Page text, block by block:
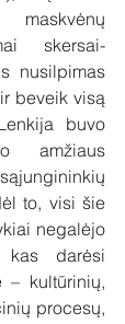
skersai-
nusilpimas
beveik visą
buvo
amžiaus
to, visi šie
negalėjo
darėsi
– kultūrinių,
procesų,